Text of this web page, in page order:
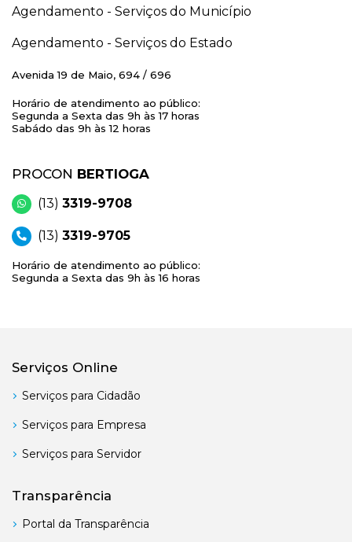
Agendamento - Serviços do Município
Agendamento - Serviços do Estado
Avenida 19 de Maio, 694 / 696
Horário de atendimento ao público:
Segunda a Sexta das 9h às 17 horas
Sabádo das 9h às 12 horas
PROCON BERTIOGA
(13) 3319-9708
(13) 3319-9705
Horário de atendimento ao público:
Segunda a Sexta das 9h às 16 horas
Serviços Online
Serviços para Cidadão
Serviços para Empresa
Serviços para Servidor
Transparência
Portal da Transparência